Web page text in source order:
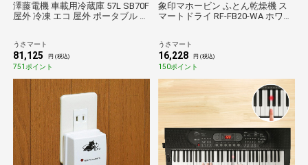
澤藤電機 車載用冷蔵庫 57L SB70F
屋外 冷凍 エコ 屋外 ポータブル 防
うさマート
81,125 円 (税込)
751ポイント
象印マホービン ふとん乾燥機 ス
マートドライ RF-FB20-WA ホワイ
ワフル 静音
うさマート
16,228 円 (税込)
150ポイント